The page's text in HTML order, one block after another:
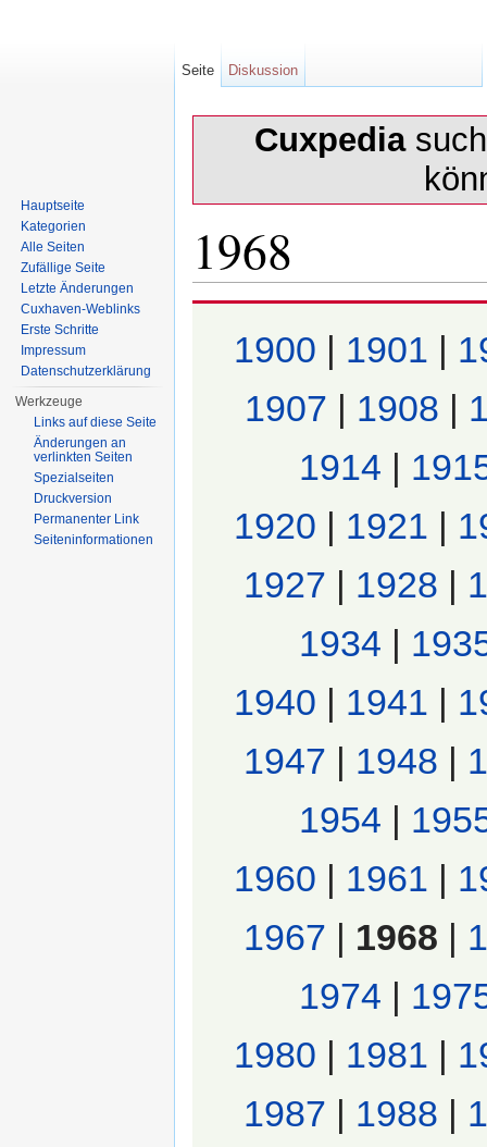
Cuxpedia
1968
1900 1901
1907
1908
1914
1920
1921
1927
1928
1934
1940
1941
1947
1948
1954
1960
1961
1967
1968
1974
1980
1981
1987
1988
Seite Diskussion
Hauptseite
Kategorien
Alle Seiten
Zufällige Seite
Letzte Änderungen
Cuxhaven-Weblinks
Erste Schritte
Impressum
Datenschutzerklärung
Werkzeuge
Links auf diese Seite
Änderungen an
verlinkten Seiten
Spezialseiten
Druckversion
Permanenter Link
Seiten­informationen